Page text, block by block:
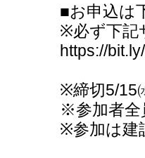
■お申込は
※必ず下記
https://
※締切5/15
※参加者全
※参加は建